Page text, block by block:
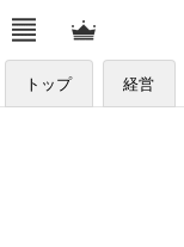
トップ 経営